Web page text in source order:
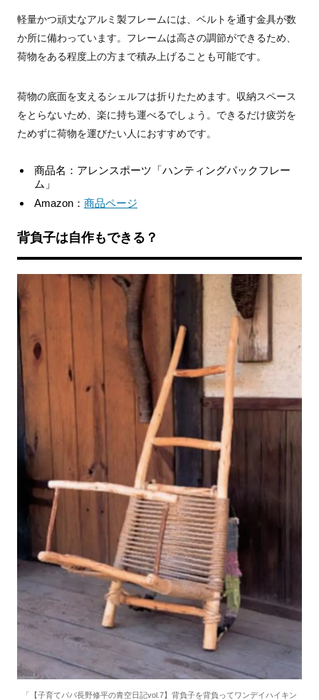
軽量かつ頑丈なアルミ製フレームには、ベルトを通す金具が数
か所に備わっています。フレームは高さの調節ができるため、
荷物をある程度上の方まで積み上げることも可能です。
荷物の底面を支えるシェルフは折りたためます。収納スペース
をとらないため、楽に持ち運べるでしょう。できるだけ疲労を
ためずに荷物を運びたい人におすすめです。
商品名：アレンスポーツ「ハンティングパックフレー
ム」
Amazon： 商品ページ
背負子は自作もできる？
「【子育てパパ長野修平の青空日記vol.7】背負子を背負ってワンデイハイキン